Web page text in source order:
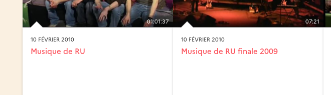
01:01:37
10 FÉVRIER 2010
Musique de RU
07:21
10 FÉVRIER 2010
Musique de RU finale 2009